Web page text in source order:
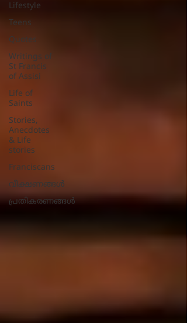
Lifestyle
Teens
Quotes
Writings of
St Francis
of Assisi
Life of
Saints
Stories,
Anecdotes
& Life
stories
Franciscans
വീക്ഷണങ്ങൾ
പ്രതികരണങ്ങള്‍